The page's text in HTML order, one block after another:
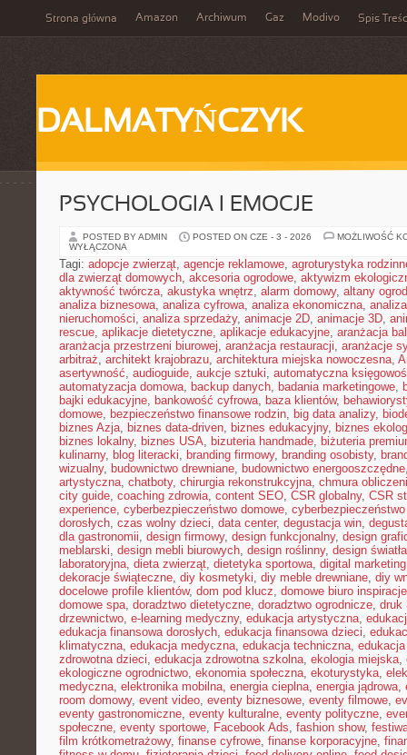
Strona główna Amazon Archiwum Gaz Modivo Spis
DALMATYŃCZYK
PSYCHOLOGIA I EMOCJE
POSTED BY ADMIN POSTED ON CZE - 3 - 2026
MOŻLIWOŚĆ
WYŁĄCZONA
Tagi: adopcje zwierząt, agencje reklamowe, agroturystyka
dla zwierząt domowych, akcesoria ogrodowe, aktywizm
aktywność twórcza, akustyka wnętrz, alarm domowy, altany
analiza biznesowa, analiza cyfrowa, analiza ekonomiczna,
nieruchomości, analiza sprzedaży, animacje 2D, animacje 3D,
rescue, aplikacje dietetyczne, aplikacje edukacyjne, aranżacja
aranżacja przestrzeni biurowej, aranżacja restauracji, aranżacje
arbitraż, architekt krajobrazu, architektura miejska nowoczesna,
asertywność, audioguide, aukcje sztuki, automatyczna
automatyzacja domowa, backup danych, badania marketingowe,
bajki edukacyjne, bankowość cyfrowa, baza klientów,
domowe, bezpieczeństwo finansowe rodzin, big data analizy,
biznes Azja, biznes data-driven, biznes edukacyjny, biznes
biznes lokalny, biznes USA, bizuteria handmade, biżuteria
kulinarny, blog literacki, branding firmowy, branding osobisty,
wizualny, budownictwo drewniane, budownictwo energooszczędne
artystyczna, chatboty, chirurgia rekonstrukcyjna, chmura
city guide, coaching zdrowia, content SEO, CSR globalny, CSR
experience, cyberbezpieczeństwo domowe,
dorosłych, czas wolny dzieci, data center, degustacja win,
dla gastronomii, design firmowy, design funkcjonalny, design
meblarski, design mebli biurowych, design roślinny, design światła
laboratoryjna, dieta zwierząt, dietetyka sportowa, digital marketing
dekoracje świąteczne, diy kosmetyki, diy meble drewniane, diy
docelowe profile klientów, dom pod klucz, domowe biuro inspiracje
domowe spa, doradztwo dietetyczne, doradztwo ogrodnicze, druk
drzewnictwo, e-learning medyczny, edukacja artystyczna,
edukacja finansowa dorosłych, edukacja finansowa dzieci,
klimatyczna, edukacja medyczna, edukacja techniczna,
zdrowotna dzieci, edukacja zdrowotna szkolna, ekologia miejska,
ekologiczne ogrodnictwo, ekonomia społeczna, ekoturystyka,
medyczna, elektronika mobilna, energia cieplna, energia jądrowa,
room domowy, event video, eventy biznesowe, eventy filmowe,
eventy gastronomiczne, eventy kulturalne, eventy polityczne,
społeczne, eventy sportowe, Facebook Ads, fashion show,
film krótkometrażowy, finanse cyfrowe, finanse korporacyjne,